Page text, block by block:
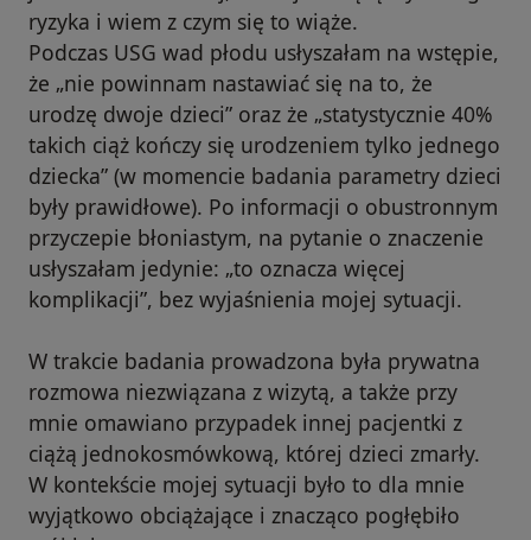
ryzyka i wiem z czym się to wiąże.
Podczas USG wad płodu usłyszałam na wstępie,
że „nie powinnam nastawiać się na to, że
urodzę dwoje dzieci” oraz że „statystycznie 40%
takich ciąż kończy się urodzeniem tylko jednego
dziecka” (w momencie badania parametry dzieci
były prawidłowe). Po informacji o obustronnym
przyczepie błoniastym, na pytanie o znaczenie
usłyszałam jedynie: „to oznacza więcej
komplikacji”, bez wyjaśnienia mojej sytuacji.
W trakcie badania prowadzona była prywatna
rozmowa niezwiązana z wizytą, a także przy
mnie omawiano przypadek innej pacjentki z
ciążą jednokosmówkową, której dzieci zmarły.
W kontekście mojej sytuacji było to dla mnie
wyjątkowo obciążające i znacząco pogłębiło